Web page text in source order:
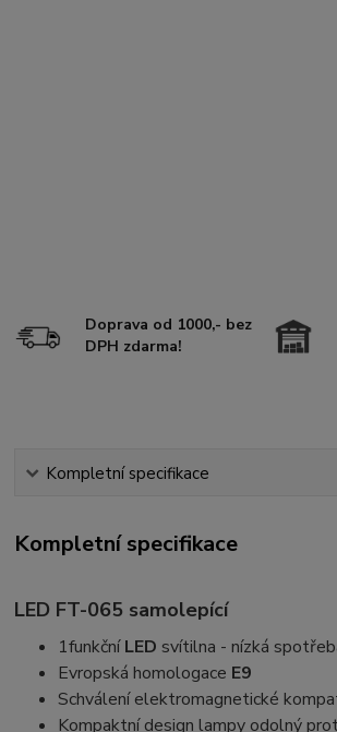
Doprava od 1000,- bez
DPH zdarma!
Kompletní specifikace
Kompletní specifikace
LED FT-065 samolepící
1funkčníLED svítilna - nízká
Evropská homologace E9
Schválení elektromagnetické
Kompaktní design lampy odolný